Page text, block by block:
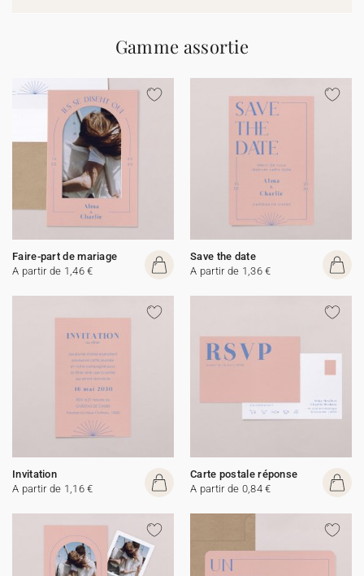
Gamme assortie
Faire-part de mariage
A partir de 1,46 €
Save the date
A partir de 1,36 €
Invitation
A partir de 1,16 €
Carte postale réponse
A partir de 0,84 €